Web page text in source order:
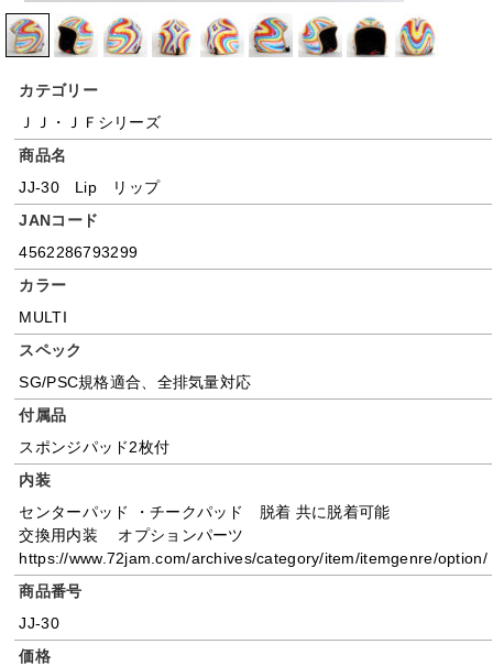
カテゴリー
ＪＪ・ＪＦシリーズ
商品名
JJ-30 Lip リップ
JANコード
4562286793299
カラー
MULTI
スペック
SG/PSC規格適合、全排気量対応
付属品
スポンジパッド2枚付
内装
センターパッド ・チークパッド 脱着 共に脱着可能
交換用内装 オプションパーツ
https://www.72jam.com/archives/category/item/itemgenre/option/
商品番号
JJ-30
価格